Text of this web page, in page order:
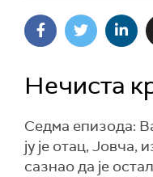
Нечиста
Седма епизода:
ју је отац, Јовча,
сазнао да је